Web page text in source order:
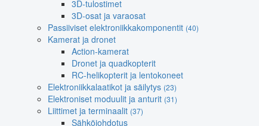
3D-tulostimet
3D-osat ja varaosat
Passiiviset elektroniikkakomponentit (40)
Kamerat ja dronet
Action-kamerat
Dronet ja quadkopterit
RC-helikopterit ja lentokoneet
Elektroniikkalaatikot ja säilytys (23)
Elektroniset moduulit ja anturit (31)
Liittimet ja terminaalit (37)
Sähköjohdotus